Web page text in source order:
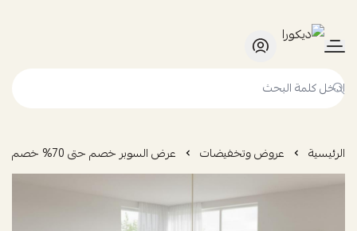
ديكورا
الرئيسية عروض وتخفيضات عرض السوبر خصم حتى 70% خصم